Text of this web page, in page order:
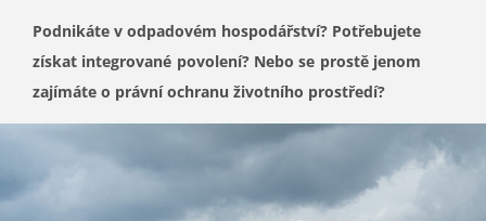
Podnikáte v odpadovém hospodářství? Potřebujete
získat integrované povolení? Nebo se prostě jenom
zajímáte o právní ochranu životního prostředí?